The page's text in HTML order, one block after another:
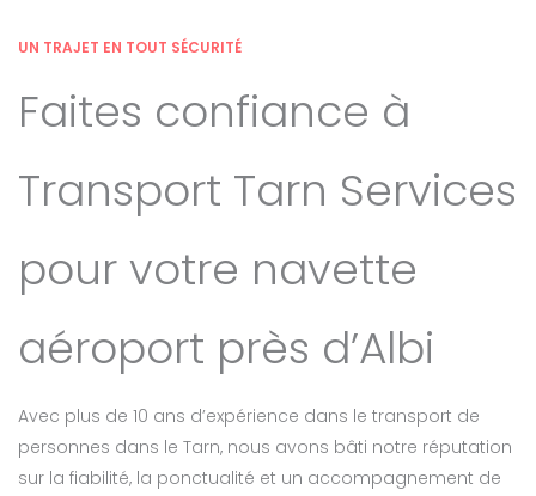
UN TRAJET EN TOUT SÉCURITÉ
Faites confiance à
Transport Tarn Services
pour votre navette
aéroport près d’Albi
Avec plus de 10 ans d’expérience dans le transport de
personnes dans le Tarn, nous avons bâti notre réputation
sur la fiabilité, la ponctualité et un accompagnement de